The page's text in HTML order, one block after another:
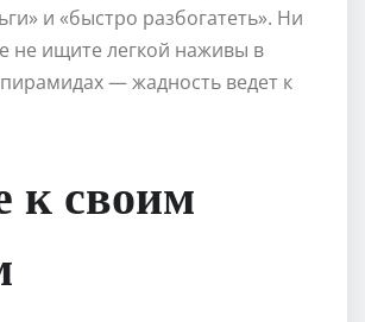
и «быстро разбогатеть». Ни
не ищите легкой наживы в
— жадность ведет к
к своим